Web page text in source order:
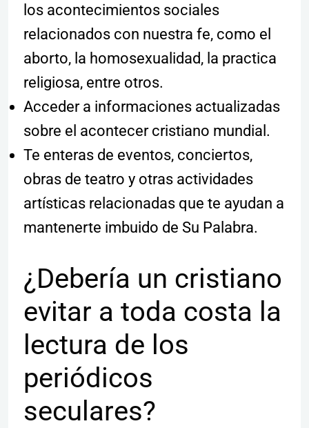
los acontecimientos sociales
relacionados con nuestra fe, como el
aborto, la homosexualidad, la practica
religiosa, entre otros.
Acceder a informaciones actualizadas
sobre el acontecer cristiano mundial.
Te enteras de eventos, conciertos,
obras de teatro y otras actividades
artísticas relacionadas que te ayudan a
mantenerte imbuido de Su Palabra.
¿Debería un cristiano
evitar a toda costa la
lectura de los
periódicos
seculares?